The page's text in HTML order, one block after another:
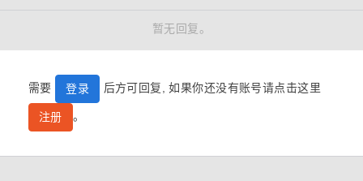
暂无回复。
需要 登录 后方可回复, 如果你还没有账号请点击这里
注册 。